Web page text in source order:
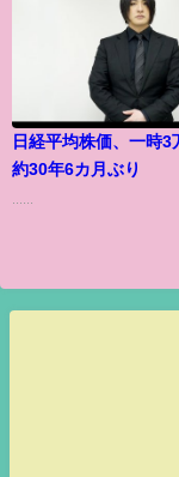
日経平均株価、一時
約30年6カ月ぶり